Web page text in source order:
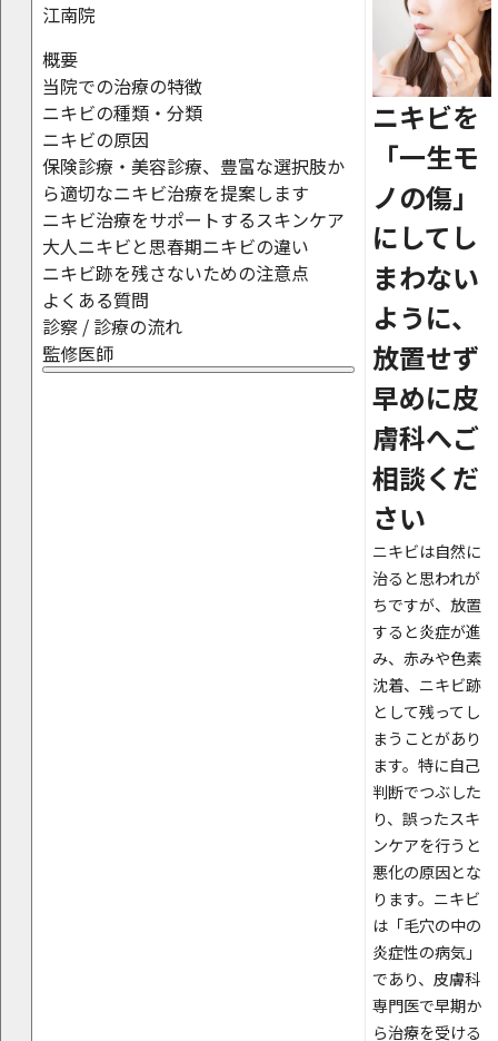
江南院
概要
当院での治療の特徴
ニキビの種類・分類
ニキビの原因
保険診療・美容診療、豊富な選択肢か
ら適切なニキビ治療を提案します
ニキビ治療をサポートするスキンケア
大人ニキビと思春期ニキビの違い
ニキビ跡を残さないための注意点
よくある質問
診察 / 診療の流れ
監修医師
ニキビを
「一生モ
ノの傷」
にしてし
まわない
ように、
放置せず
早めに皮
膚科へご
相談くだ
さい
ニキビは自然に
治ると思われが
ちですが、放置
すると炎症が進
み、赤みや色素
沈着、ニキビ跡
として残ってし
まうことがあり
ます。特に自己
判断でつぶした
り、誤ったスキ
ンケアを行うと
悪化の原因とな
ります。ニキビ
は「毛穴の中の
炎症性の病気」
であり、皮膚科
専門医で早期か
ら治療を受ける